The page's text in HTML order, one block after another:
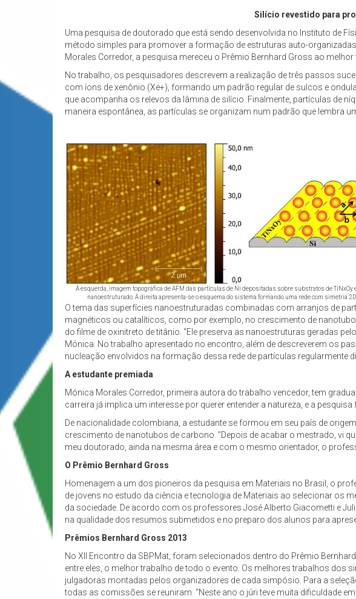
Silício revestido para
Uma pesquisa de doutorado que está sendo desenvolvida no Instituto de
método simples para promover a formação de estruturas auto-
Morales Corredor, a pesquisa mereceu o Prêmio Bernhard Gross ao melhor
No trabalho, os pesquisadores descrevem a realização de três passos
com íons de xenônio (Xe+), formando um padrão regular de sulcos e
que acompanha os relevos da lâmina de silício. Finalmente, partículas de
maneira espontânea, as partículas se organizam num padrão que lembra
À esquerda, imagem topográfica de AFM das partículas de Ni depositadas sobre substratos de TiNxOy
nanoestruturado. À direita apresenta-se o esquema do sistema formando uma rede com simetria 2D.
O tema das superfícies nanoestruturadas combinadas com arranjos de
magnéticos ou catalíticos, como por exemplo, no crescimento de
do filme de oxinitreto de titânio. “Ele preserva as nanoestruturas geradas
Mónica. No trabalho apresentado no encontro, além de descreverem os
nucleação envolvidos na formação dessa rede de partículas regularmente
A estudante premiada
Mónica Morales Corredor, primeira autora do trabalho vencedor, tem
carreira já implica um interesse por querer entender a natureza, e a
De nacionalidade colombiana, a estudante se formou em seu país de
crescimento de nanotubos de carbono. “Depois de acabar o mestrado, vi
meu doutorado, ainda na mesma área e com o mesmo orientador, o
O Prêmio Bernhard Gross
Homenagem a um dos pioneiros da pesquisa em Materiais no Brasil, o
de jovens no estudo da ciência e tecnologia de Materiais ao selecionar os
da sociedade. De acordo com os professores José Alberto Giacometti e
na qualidade dos resumos submetidos e no preparo dos alunos para
Prêmios Bernhard Gross 2013
No XII Encontro da SBPMat, foram selecionados dentro do Prêmio
entre eles, o melhor trabalho de todo o evento. Os melhores trabalhos
julgadoras montadas pelos organizadores de cada simpósio. Para a
todas as comissões se reuniram. “Neste ano o júri teve muita dificuldade